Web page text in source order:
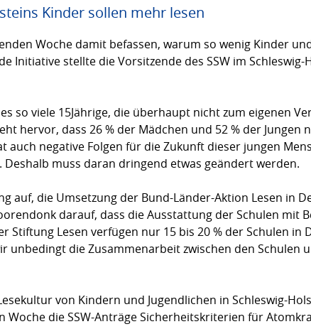
Kinder sollen mehr lesen
Woche damit befassen, warum so wenig Kinder
Initiative stellte die Vorsitzende des SSW im
so viele 15Jährige, die überhaupt nicht zum eigenen
hervor, dass 26 % der Mädchen und 52 % der
auch negative Folgen für die Zukunft dieser jungen
muss daran dringend etwas geändert werden.
auf, die Umsetzung der Bund-Länder-Aktion Lesen in
darauf, dass die Ausstattung der Schulen mit
Stiftung Lesen verfügen nur 15 bis 20 % der Schulen in
unbedingt die Zusammenarbeit zwischen den Schulen
von Kindern und Jugendlichen in Schles­wig-
die SSW-Anträge Sicherheitskriterien für